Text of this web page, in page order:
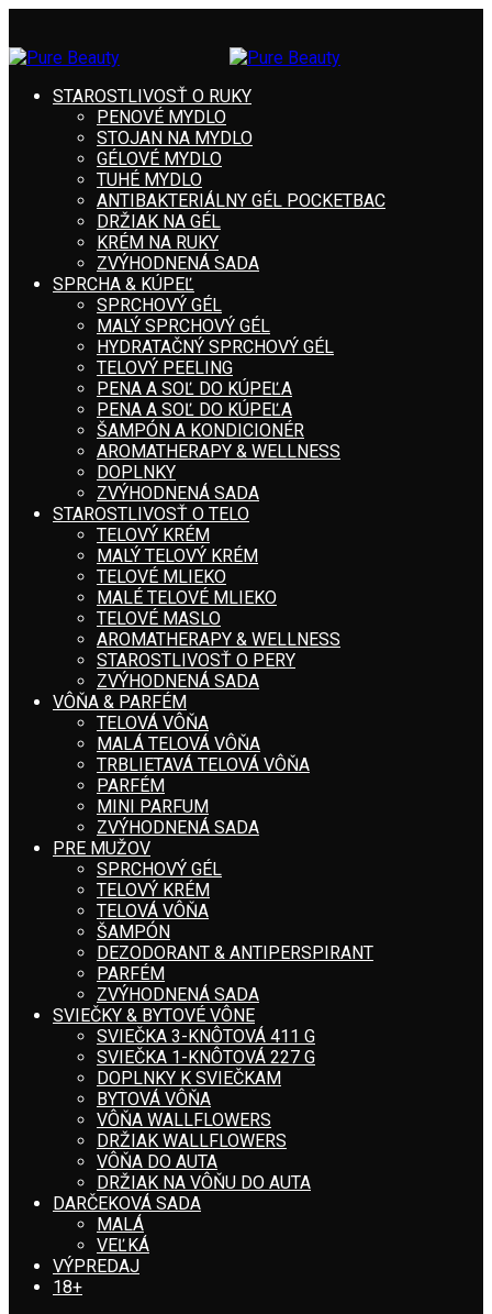
STAROSTLIVOSŤ O RUKY
PENOVÉ MYDLO
STOJAN NA MYDLO
GÉLOVÉ MYDLO
TUHÉ MYDLO
ANTIBAKTERIÁLNY GÉL POCKETBAC
DRŽIAK NA GÉL
KRÉM NA RUKY
ZVÝHODNENÁ SADA
SPRCHA & KÚPEĽ
SPRCHOVÝ GÉL
MALÝ SPRCHOVÝ GÉL
HYDRATAČNÝ SPRCHOVÝ GÉL
TELOVÝ PEELING
PENA A SOĽ DO KÚPEĽA
PENA A SOĽ DO KÚPEĽA
ŠAMPÓN A KONDICIONÉR
AROMATHERAPY & WELLNESS
DOPLNKY
ZVÝHODNENÁ SADA
STAROSTLIVOSŤ O TELO
TELOVÝ KRÉM
MALÝ TELOVÝ KRÉM
TELOVÉ MLIEKO
MALÉ TELOVÉ MLIEKO
TELOVÉ MASLO
AROMATHERAPY & WELLNESS
STAROSTLIVOSŤ O PERY
ZVÝHODNENÁ SADA
VÔŇA & PARFÉM
TELOVÁ VÔŇA
MALÁ TELOVÁ VÔŇA
TRBLIETAVÁ TELOVÁ VÔŇA
PARFÉM
MINI PARFUM
ZVÝHODNENÁ SADA
PRE MUŽOV
SPRCHOVÝ GÉL
TELOVÝ KRÉM
TELOVÁ VÔŇA
ŠAMPÓN
DEZODORANT & ANTIPERSPIRANT
PARFÉM
ZVÝHODNENÁ SADA
SVIEČKY & BYTOVÉ VÔNE
SVIEČKA 3-KNÔTOVÁ 411 G
SVIEČKA 1-KNÔTOVÁ 227 G
DOPLNKY K SVIEČKAM
BYTOVÁ VÔŇA
VÔŇA WALLFLOWERS
DRŽIAK WALLFLOWERS
VÔŇA DO AUTA
DRŽIAK NA VÔŇU DO AUTA
DARČEKOVÁ SADA
MALÁ
VEĽKÁ
VÝPREDAJ
18+